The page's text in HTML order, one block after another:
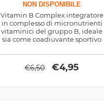
NON DISPONIBILE
Vitamin B Complex integratore
in complesso di micronutrienti
vitaminici del gruppo B, ideale
sia come coadiuvante sportivo
del corpo
€6,50 €4,95